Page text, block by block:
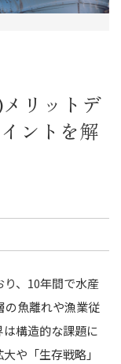
リットデ
ントを解
、10年間で水産
の魚離れや漁業従
構造的な課題に
や「生存戦略」